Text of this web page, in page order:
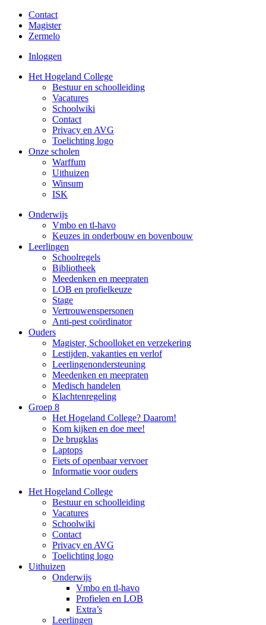
Contact
Magister
Zermelo
Inloggen
Het Hogeland College
Bestuur en schoolleiding
Vacatures
Schoolwiki
Contact
Privacy en AVG
Toelichting logo
Onze scholen
Warffum
Uithuizen
Winsum
ISK
Onderwijs
Vmbo en tl-havo
Keuzes in onderbouw en bovenbouw
Leerlingen
Schoolregels
Bibliotheek
Meedenken en meepraten
LOB en profielkeuze
Stage
Vertrouwenspersonen
Anti-pest coördinator
Ouders
Magister, Schoolloket en verzekering
Lestijden, vakanties en verlof
Leerlingenondersteuning
Meedenken en meepraten
Medisch handelen
Klachtenregeling
Groep 8
Het Hogeland College? Daarom!
Kom kijken en doe mee!
De brugklas
Laptops
Fiets of openbaar vervoer
Informatie voor ouders
Het Hogeland College
Bestuur en schoolleiding
Vacatures
Schoolwiki
Contact
Privacy en AVG
Toelichting logo
Uithuizen
Onderwijs
Vmbo en tl-havo
Profielen en LOB
Extra’s
Leerlingen